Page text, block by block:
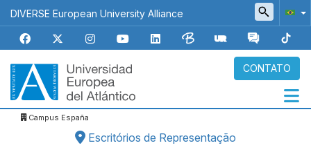
Pular
para
conteúdo
principal
DIVERSE European University Alliance
CONTATO
Navegación
Campus España
Escritórios de Representação